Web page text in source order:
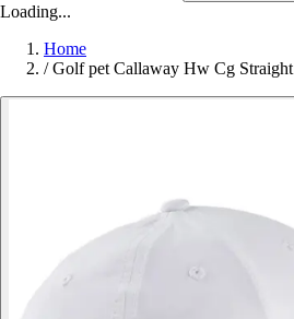
Loading...
Home
/ Golf pet Callaway Hw Cg Straight